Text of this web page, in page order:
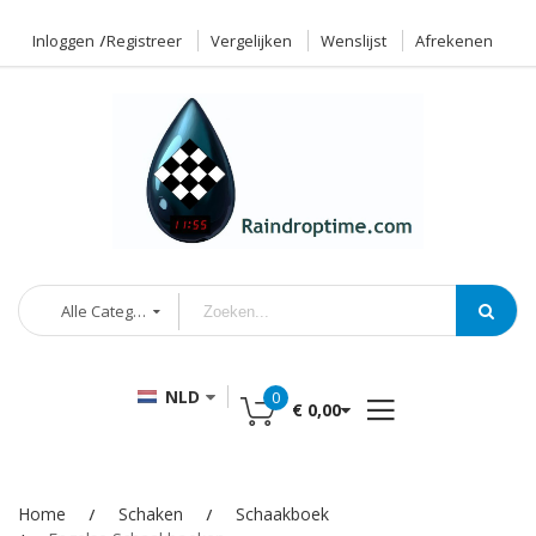
Inloggen Registreer Vergelijken Wenslijst Afrekenen
Alle Categorieën
NLD 0
€ 0,00
Home Schaken
Schaakboek